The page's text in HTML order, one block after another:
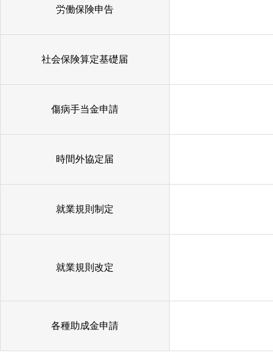
労働保険申告
社会保険算定基礎届
傷病手当金申請
時間外協定届
就業規則制定
就業規則改定
各種助成金申請